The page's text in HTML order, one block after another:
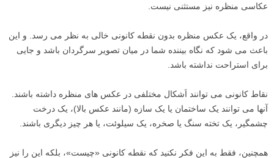
عکاسی منظره نیز مستثنی نیست.
در واقع، یک عکس منظره بدون نقطه کانونی خالی به نظر می رسد. و این
باعث می شود که نگاه بیننده شما در میان تصویر سرگردان باشد و جایی
برای استراحت نداشته باشد.
نقاط کانونی می توانند اَشکال مختلفی در عکس های منظره داشته باشند.
آنها می توانند یک ساختمان یا یک سازه (مانند عکس بالا)، یک درخت
چشمگیر، یک تخته سنگ یا صخره، یک سیلوئت، یا هر چیز دیگری باشند.
همچنین، فقط به این فکر نکنید که نقطه کانونی «چیست»، بلکه این را نیز